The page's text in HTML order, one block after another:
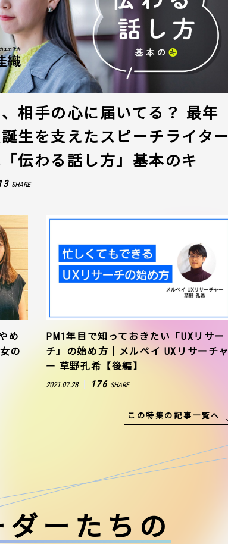
相手の心に届いてる？ 最年
生を支えたスピーチライター
伝わる話し方」基本のキ
SHARE
め
の
PM1年目で知っておきたい「UXリサー
チ」の始め方｜メルペイ UXリサーチャ
ー 草野孔希【後編】
2021.07.28 176 SHARE
この特集の記事一覧へ
ダーたちの